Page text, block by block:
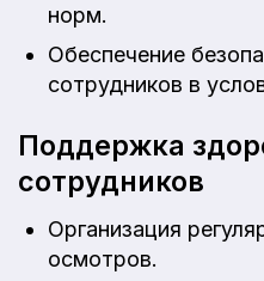
норм.
Обеспечение
сотрудников в
Поддержка
сотрудников
Организация
осмотров.